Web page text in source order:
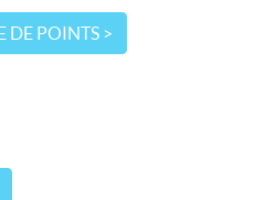
DE POINTS >